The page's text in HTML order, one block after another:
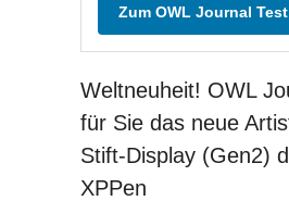
Zum OWL Journal
Weltneuheit! OWL
für Sie das neue
Stift-Display (Gen2)
XPPen